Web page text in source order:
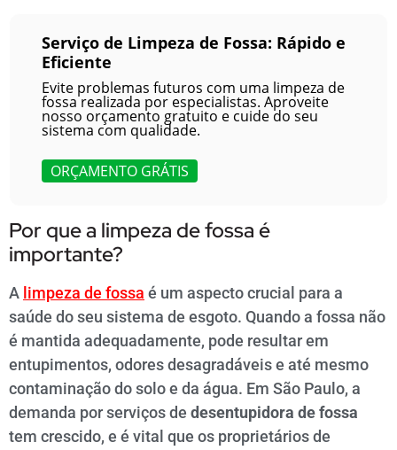
Serviço de Limpeza de Fossa: Rápido e
Eficiente
Evite problemas futuros com uma limpeza de
fossa realizada por especialistas. Aproveite
nosso orçamento gratuito e cuide do seu
sistema com qualidade.
ORÇAMENTO GRÁTIS
Por que a limpeza de fossa é
importante?
A limpeza de fossa é um aspecto crucial para a
saúde do seu sistema de esgoto. Quando a fossa não
é mantida adequadamente, pode resultar em
entupimentos, odores desagradáveis e até mesmo
contaminação do solo e da água. Em São Paulo, a
demanda por serviços de desentupidora de fossa
tem crescido, e é vital que os proprietários de